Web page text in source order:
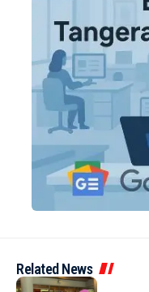
Related News
BERITAINDEX